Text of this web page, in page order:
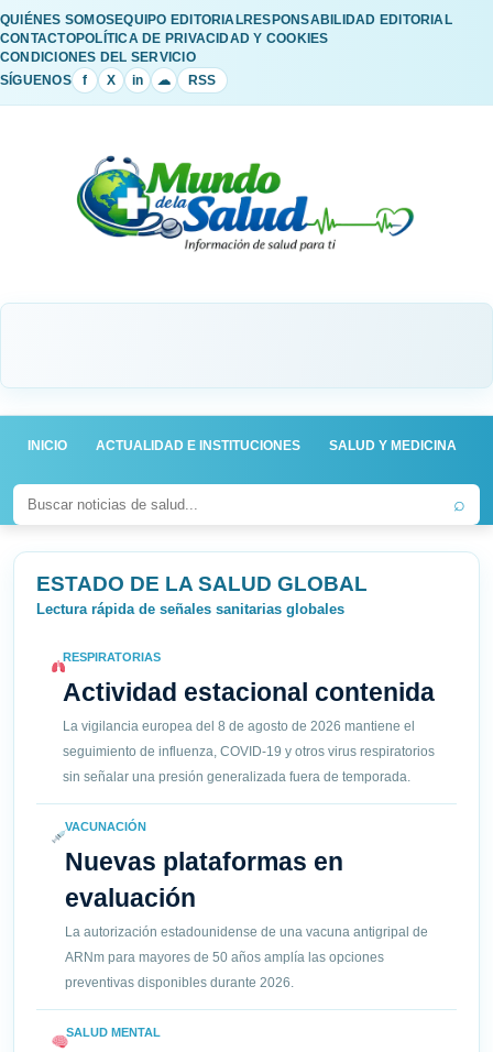
QUIÉNES SOMOSEQUIPO EDITORIALRESPONSABILIDAD EDITORIAL
CONTACTOPOLÍTICA DE PRIVACIDAD Y COOKIES
CONDICIONES DEL SERVICIO
SÍGUENOS
f X in ☁ RSS
INICIO ACTUALIDAD E INSTITUCIONES SALUD Y MEDICINA
⌕
ESTADO DE LA SALUD GLOBAL
Lectura rápida de señales sanitarias globales
RESPIRATORIAS
Actividad estacional contenida
La vigilancia europea del 8 de agosto de 2026 mantiene el
seguimiento de influenza, COVID-19 y otros virus respiratorios
sin señalar una presión generalizada fuera de temporada.
VACUNACIÓN
Nuevas plataformas en
evaluación
La autorización estadounidense de una vacuna antigripal de
ARNm para mayores de 50 años amplía las opciones
preventivas disponibles durante 2026.
SALUD MENTAL